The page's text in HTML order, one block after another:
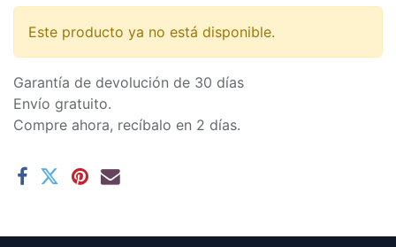
Este producto ya no está disponible.
Garantía de devolución de 30 días
Envío gratuito.
Compre ahora, recíbalo en 2 días.